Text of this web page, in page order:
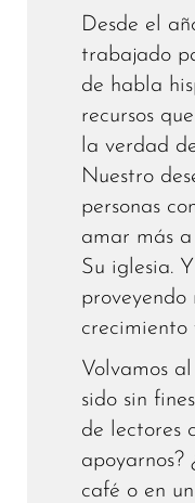
Desde el
trabajado
de habla
recursos
la verdad
Nuestro
personas
amar más
Su iglesia.
proveyendo
crecimiento
Volvamos
sido sin
de lectores
apoyarnos?
café o en